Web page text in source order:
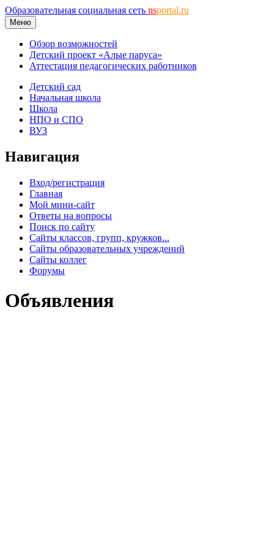
Образовательная социальная сеть nsportal.ru
Меню
Обзор возможностей
Детский проект «Алые паруса»
Аттестация педагогических работников
Детский сад
Начальная школа
Школа
НПО и СПО
ВУЗ
Навигация
Вход/регистрация
Главная
Мой мини-сайт
Ответы на вопросы
Поиск по сайту
Сайты классов, групп, кружков...
Сайты образовательных учреждений
Сайты коллег
Форумы
Объявления